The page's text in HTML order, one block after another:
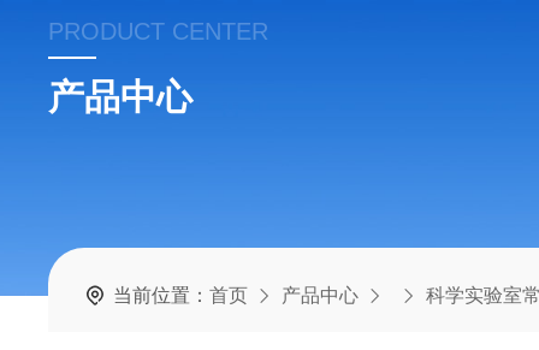
PRODUCT CENTER
产品中心
当前位置：首页 产品中心 科学实验室